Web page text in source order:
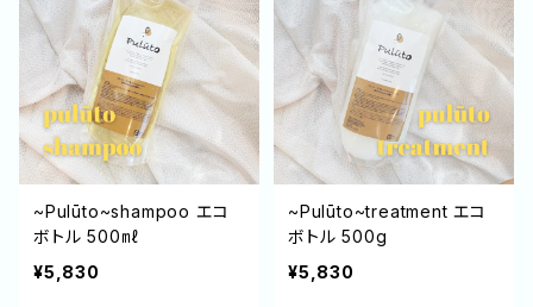
~Pulūto~shampoo エコ
ボトル 500㎖
¥5,830
~Pulūto~treatment エコ
ボトル 500g
¥5,830